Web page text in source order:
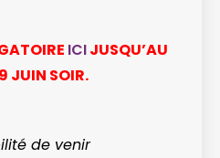
ICIJUSQU’AU
JUIN SOIR.
de venir